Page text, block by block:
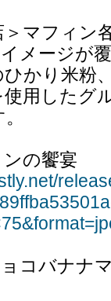
＞マフィ
メージが
かり米粉
用したグ
の饗宴
コバナナ